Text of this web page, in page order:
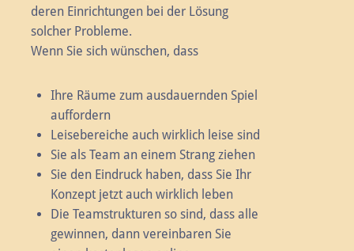
deren Einrichtungen bei der Lösung
solcher Probleme.
Wenn Sie sich wünschen, dass
Ihre Räume zum ausdauernden Spiel
auffordern
Leisebereiche auch wirklich leise sind
Sie als Team an einem Strang ziehen
Sie den Eindruck haben, dass Sie Ihr
Konzept jetzt auch wirklich leben
Die Teamstrukturen so sind, dass alle
gewinnen, dann vereinbaren Sie